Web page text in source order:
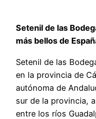
Setenil de las
más bellos de
Setenil de las
en la provincia de
autónoma de
sur de la provincia,
entre los ríos